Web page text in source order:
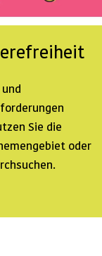
Sie die
oder